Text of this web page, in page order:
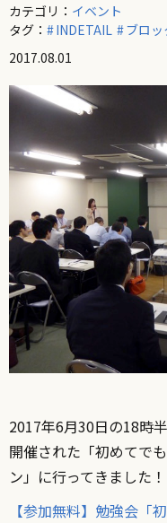
カテゴリ： イベント
タグ：
INDETAIL
ブロッ
2017.08.01
2017年6月30日の18時
開催された「初めてで
ン」に行ってきました！
【参加無料】勉強会「